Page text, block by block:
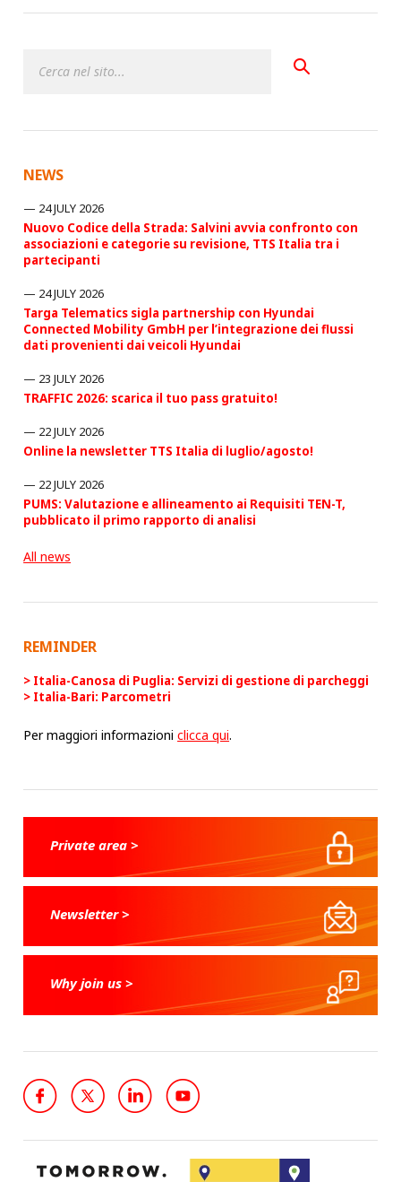
NEWS
24 JULY 2026
Nuovo Codice della Strada: Salvini avvia confronto con
associazioni e categorie su revisione, TTS Italia tra i
partecipanti
24 JULY 2026
Targa Telematics sigla partnership con Hyundai
Connected Mobility GmbH per l’integrazione dei flussi
dati provenienti dai veicoli Hyundai
23 JULY 2026
TRAFFIC 2026: scarica il tuo pass gratuito!
22 JULY 2026
Online la newsletter TTS Italia di luglio/agosto!
22 JULY 2026
PUMS: Valutazione e allineamento ai Requisiti TEN-T,
pubblicato il primo rapporto di analisi
All news
REMINDER
Italia-Canosa di Puglia: Servizi di gestione di parcheggi
Italia-Bari: Parcometri
Per maggiori informazioniclicca qui.
Private area >
Newsletter >
Why join us >